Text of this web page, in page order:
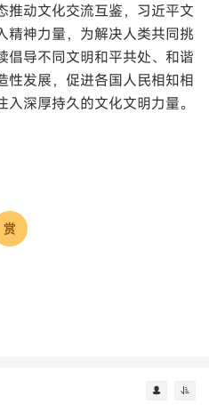
推动文化交流互鉴，习近平文
精神力量，为解决人类共同挑
倡导不同文明和平共处、和谐
性发展，促进各国人民相知相
深厚持久的文化文明力量。